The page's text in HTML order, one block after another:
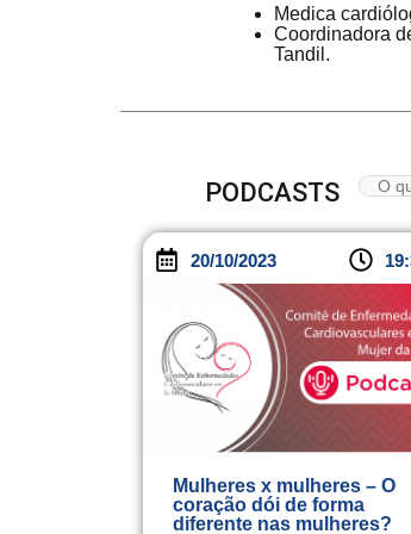
Medica
Coordinadora
Tandil.
PODCASTS
20/10/2023
Mulheres x mulheres – O
coração dói de forma
diferente nas mulheres?